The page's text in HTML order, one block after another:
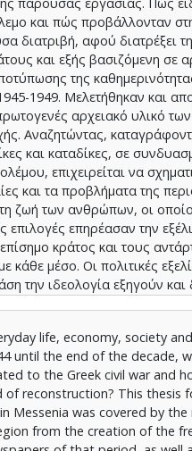
και πώς προβάλλονταν
διατριβή, αφού διατρέξει
και εξής βασιζόμενη σε
της
1949. Μελετήθηκαν και
αρχειακό υλικό
Αναζητώντας,
και καταδίκες, σε
επιχειρείται να
και τα προβλήματα της
ζωή των ανθρώπων, οι
επιλογές επηρέασαν την
κράτος και τους
κάθε μέσο. Οι πολιτικές
την ιδεολογία εξηγούν
life, economy, society
until the end of the decade,
to the Greek civil war and
reconstruction? This thesis
Messenia was covered by
from the creation of the